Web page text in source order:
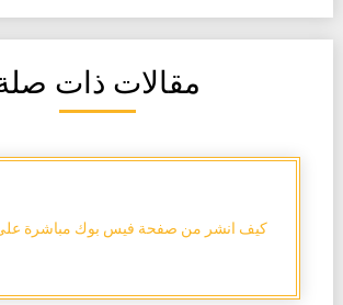
مقالات ذات
كيف انشر من صفحة فيس بوك مباشرة على